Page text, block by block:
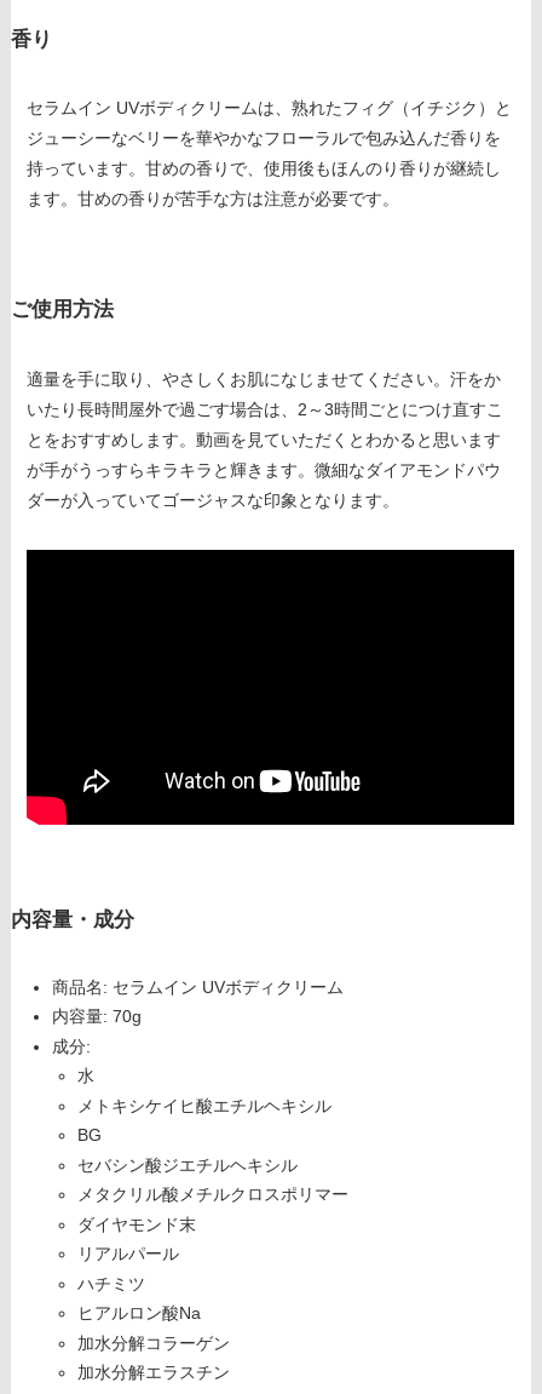
香り
セラムイン UVボディクリームは、熟れたフィグ（イチジク）と
ジューシーなベリーを華やかなフローラルで包み込んだ香りを
持っています。甘めの香りで、使用後もほんのり香りが継続し
ます。甘めの香りが苦手な方は注意が必要です。
ご使用方法
適量を手に取り、やさしくお肌になじませてください。汗をか
いたり長時間屋外で過ごす場合は、2～3時間ごとにつけ直すこ
とをおすすめします。動画を見ていただくとわかると思います
が手がうっすらキラキラと輝きます。微細なダイアモンドパウ
ダーが入っていてゴージャスな印象となります。
内容量・成分
商品名: セラムイン UVボディクリーム
内容量: 70g
成分:
水
メトキシケイヒ酸エチルヘキシル
BG
セバシン酸ジエチルヘキシル
メタクリル酸メチルクロスポリマー
ダイヤモンド末
リアルパール
ハチミツ
ヒアルロン酸Na
加水分解コラーゲン
加水分解エラスチン